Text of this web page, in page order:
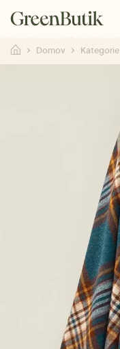
Domov Kategorie